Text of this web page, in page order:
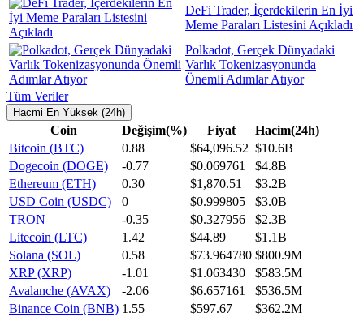
DeFi Trader, İçerdekilerin En İyi
Meme Paraları Listesini Açıkladı
Polkadot, Gerçek Dünyadaki
Varlık Tokenizasyonunda
Önemli Adımlar Atıyor
Tüm Veriler
Hacmi En Yüksek (24h)
Coin Değişim(%) Fiyat
Hacim(24h)
Bitcoin (BTC)
0.88 $64,096.52 $10.6B
Dogecoin (DOGE)
-0.77 $0.069761
$4.8B
Ethereum (ETH)
0.30 $1,870.51
$3.2B
USD Coin (USDC)
0 $0.999805
$3.0B
TRON
-0.35 $0.327956
$2.3B
Litecoin (LTC)
1.42 $44.89
$1.1B
Solana (SOL)
0.58 $73.964780 $800.9M
XRP (XRP)
-1.01 $1.063430
$583.5M
Avalanche (AVAX)
-2.06 $6.657161
$536.5M
Binance Coin (BNB) 1.55 $597.67
$362.2M